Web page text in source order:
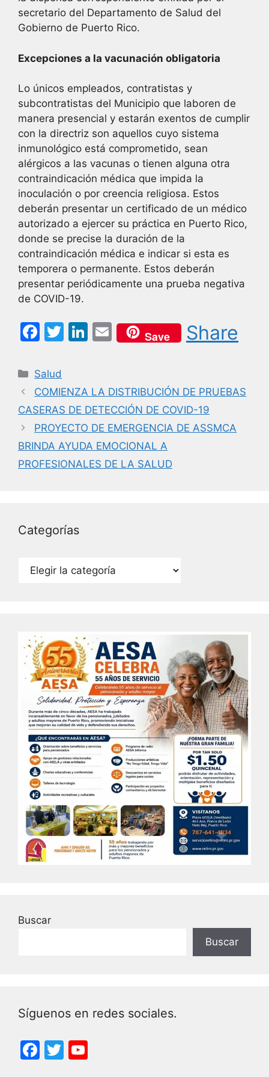
secretario del Departamento de Salud del
Gobierno de Puerto Rico.
Excepciones a la vacunación obligatoria
Lo únicos empleados, contratistas y
subcontratistas del Municipio que laboren de
manera presencial y estarán exentos de cumplir
con la directriz son aquellos cuyo sistema
inmunológico está comprometido, sean
alérgicos a las vacunas o tienen alguna otra
contraindicación médica que impida la
inoculación o por creencia religiosa. Estos
deberán presentar un certificado de un médico
autorizado a ejercer su práctica en Puerto Rico,
donde se precise la duración de la
contraindicación médica e indicar si esta es
temporera o permanente. Estos deberán
presentar periódicamente una prueba negativa
de COVID-19.
F
c
e
b
o
o
k
T
er
Li
e
dI
n
E
m
l
Save Share
Categorías
Salud
COMIENZA LA DISTRIBUCIÓN DE PRUEBAS
CASERAS DE DETECCIÓN DE COVID-19
PROYECTO DE EMERGENCIA DE ASSMCA
BRINDA AYUDA EMOCIONAL A
PROFESIONALES DE LA SALUD
Categorías
Categorías
Buscar
Buscar
Síguenos en redes sociales.
F
T